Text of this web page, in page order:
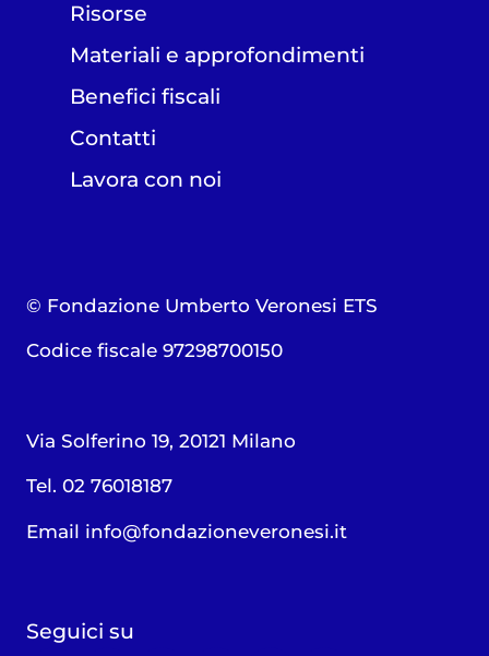
Risorse
Materiali e approfondimenti
Benefici fiscali
Contatti
Lavora con noi
© Fondazione Umberto Veronesi ETS
Codice fiscale 97298700150
Via Solferino 19, 20121 Milano
Tel. 02 76018187
Email info@fondazioneveronesi.it
Seguici su